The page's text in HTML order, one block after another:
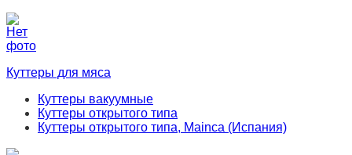
Куттеры для мяса
Куттеры вакуумные
Куттеры открытого типа
Куттеры открытого типа, Mainca (Испания)